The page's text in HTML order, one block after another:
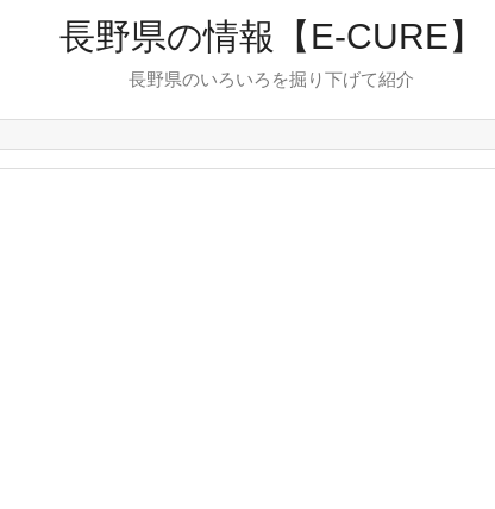
長野県の情報【E-CURE】
長野県のいろいろを掘り下げて紹介